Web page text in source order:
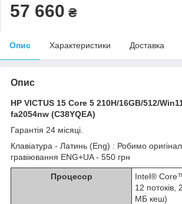
57 660 ₴
Опис Характеристики Доставка
Опис
HP VICTUS 15 Core 5 210H/16GB/512/
fa2054nw (C38YQEA)
Гарантія 24 місяці.
Клавіатура - Латинь (Eng) : Робимо
гравіювання ENG+UA - 550 грн
Процесор
Intel®
12
МБ кеш)